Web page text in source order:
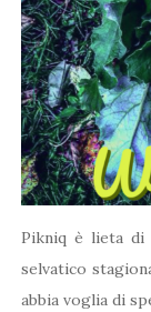
Pikniq è lieta di
selvatico
abbia voglia di